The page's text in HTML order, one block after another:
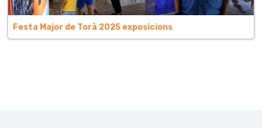
Festa Major de Torà 2025 exposicions